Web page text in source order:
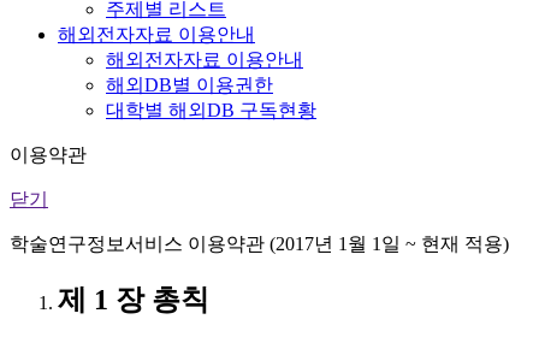
주제별 리스트
해외전자자료 이용안내
해외전자자료 이용안내
해외DB별 이용권한
대학별 해외DB 구독현황
이용약관
닫기
학술연구정보서비스 이용약관 (2017년 1월 1일 ~ 현재 적용)
제 1 장 총칙